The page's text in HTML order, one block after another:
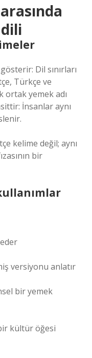
Dil sınırları
Türkçe ve
ortak yemek adı
İnsanlar aynı
kelime değil; aynı
bir
versiyonu anlatır
bir yemek
kültür öğesi